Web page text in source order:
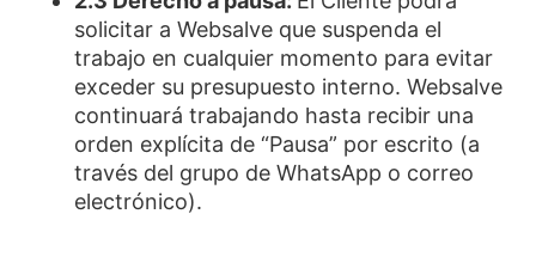
solicitar a Websalve que suspenda el
trabajo en cualquier momento para evitar
exceder su presupuesto interno. Websalve
continuará trabajando hasta recibir una
orden explícita de “Pausa” por escrito (a
través del grupo de WhatsApp o correo
electrónico).